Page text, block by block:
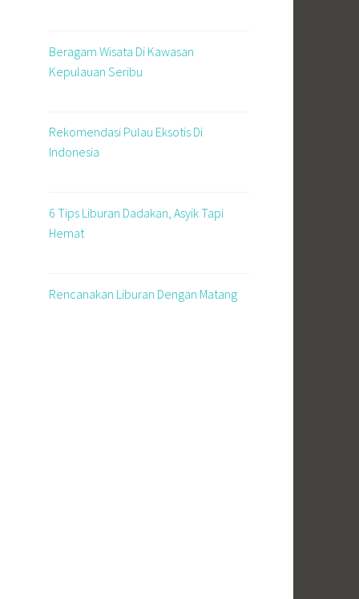
Beragam Wisata Di Kawasan
Kepulauan Seribu
Rekomendasi Pulau Eksotis Di
Indonesia
6 Tips Liburan Dadakan, Asyik Tapi
Hemat
Rencanakan Liburan Dengan Matang